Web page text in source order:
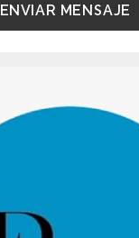
ENVIAR MENSAJE